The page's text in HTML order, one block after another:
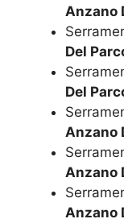
Anzano
Del
Del
Anzano
Anzano
Anzano